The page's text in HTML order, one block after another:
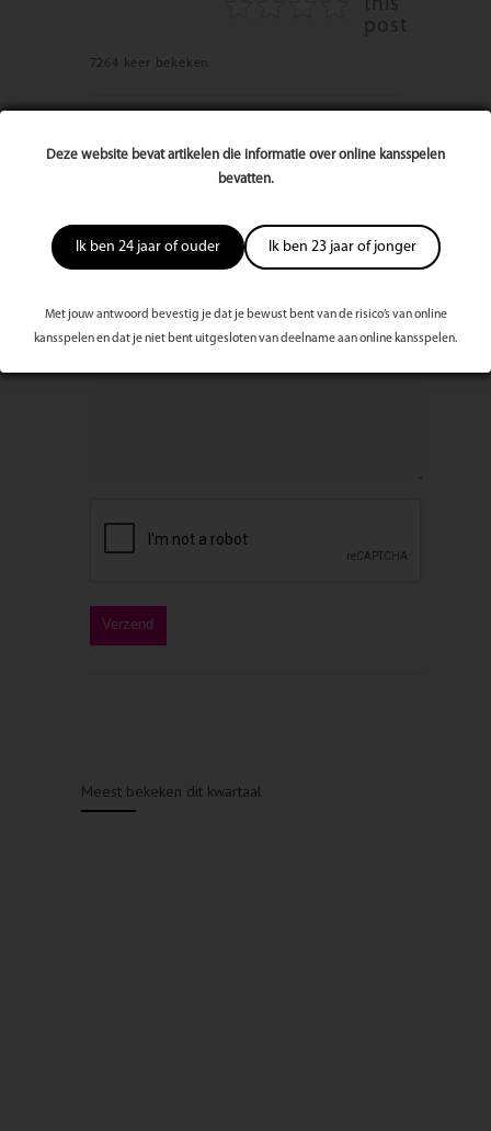
Deze website bevat artikelen die informatie over online kansspelen
bevatten.
Ik ben 24 jaar of ouder Ik ben 23 jaar of jonger
Met jouw antwoord bevestig je dat je bewust bent van de risico’s van online
kansspelen en dat je niet bent uitgesloten van deelname aan online kansspelen.
this
post
7264 keer bekeken
Bericht
Meest bekeken dit kwartaal